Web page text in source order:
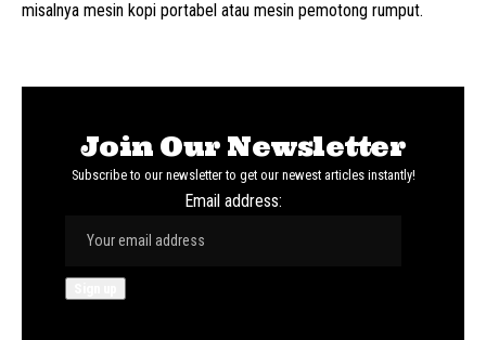
misalnya mesin kopi portabel atau mesin pemotong rumput.
Join Our Newsletter
Subscribe to our newsletter to get our newest articles instantly!
Email address: